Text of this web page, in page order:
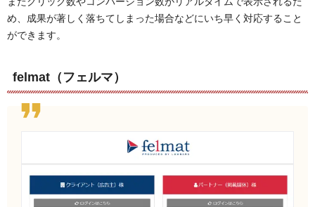
め、成果が著しく落ちてしまった場合などにいち早く対応すること
ができます。
felmat（フェルマ）